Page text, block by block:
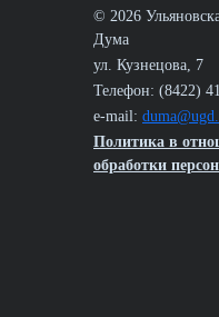
© 2026
Дума
ул. Кузнецова, 7
Телефон: (8422)
e-mail:
Политика в
обработки